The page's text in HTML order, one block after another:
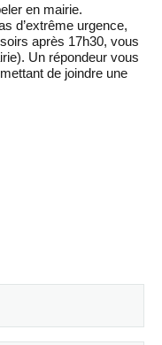
en mairie.
d’extrême urgence,
après 17h30, vous
Un répondeur vous
de joindre une